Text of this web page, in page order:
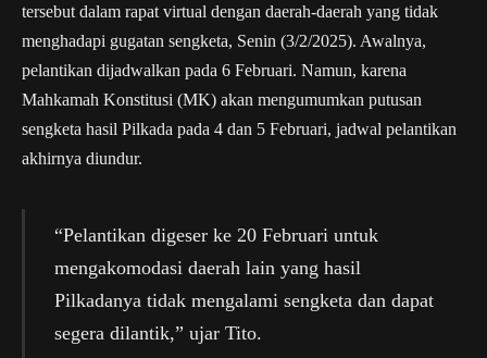
tersebut dalam rapat virtual dengan daerah-daerah yang tidak
menghadapi gugatan sengketa, Senin (3/2/2025). Awalnya,
pelantikan dijadwalkan pada 6 Februari. Namun, karena
Mahkamah Konstitusi (MK) akan mengumumkan putusan
sengketa hasil Pilkada pada 4 dan 5 Februari, jadwal pelantikan
akhirnya diundur.
“Pelantikan digeser ke 20 Februari untuk
mengakomodasi daerah lain yang hasil
Pilkadanya tidak mengalami sengketa dan dapat
segera dilantik,” ujar Tito.